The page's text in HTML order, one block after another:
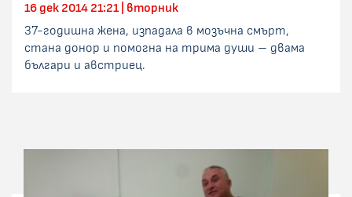
16 дек 2014 21:21 | вторник
37-годишна жена, изпадала в мозъчна смърт,
стана донор и помогна на трима души – двама
българи и австриец.